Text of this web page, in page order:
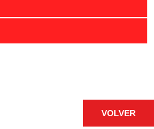
VOLVER